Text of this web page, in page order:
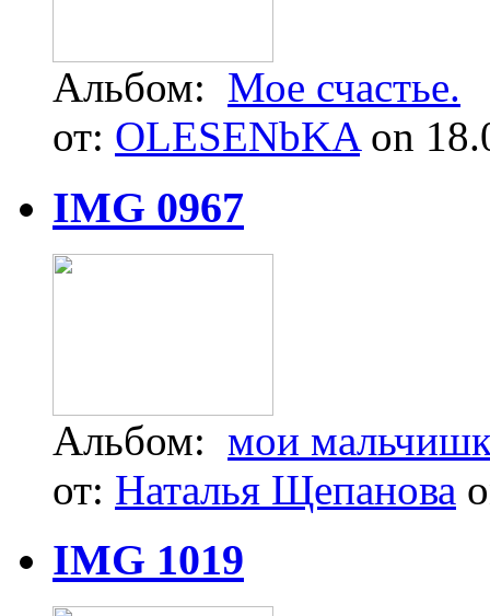
Альбом: Мое счастье.
от: OLESENbKAon
IMG 0967
Альбом: мои
от: Наталья Щепанова
IMG 1019